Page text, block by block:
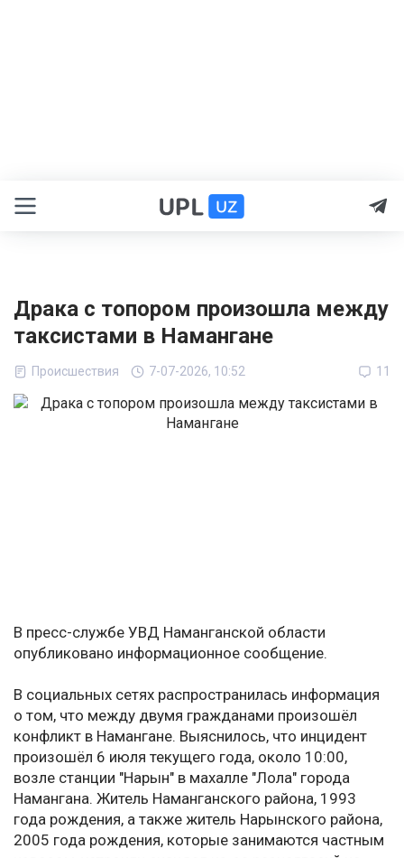
Драка с топором произошла между
таксистами в Намангане
Происшествия 7-07-2026, 10:52 11
В пресс-службе УВД Наманганской области
опубликовано информационное сообщение.
В социальных сетях распространилась информация
о том, что между двумя гражданами произошёл
конфликт в Намангане. Выяснилось, что инцидент
произошёл 6 июля текущего года, около 10:00,
возле станции "Нарын" в махалле "Лола" города
Намангана. Житель Наманганского района, 1993
года рождения, а также житель Нарынского района,
2005 года рождения, которые занимаются частным